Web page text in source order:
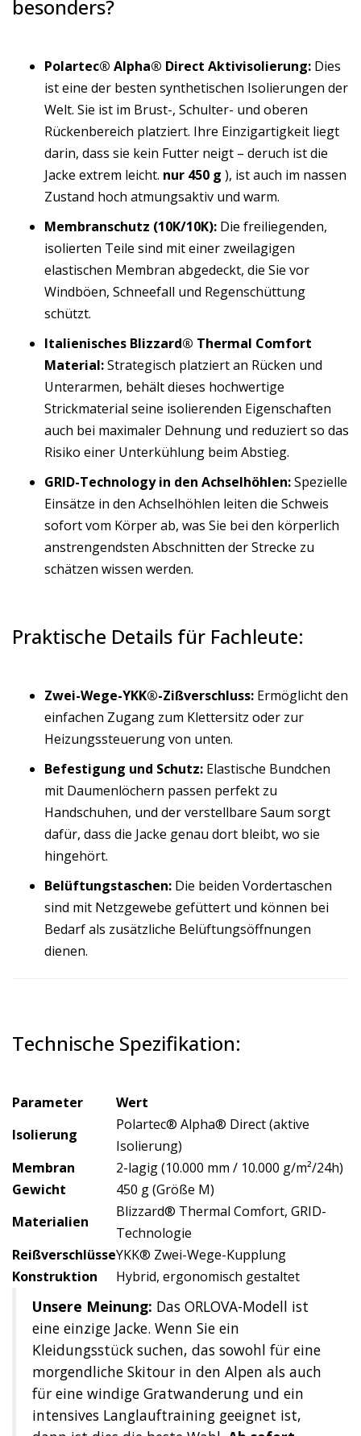
besonders?
Polartec® Alpha® Direct Aktivisolierung: Dies
ist eine der besten synthetischen Isolierungen der
Welt. Sie ist im Brust-, Schulter- und oberen
Rückenbereich platziert. Ihre Einzigartigkeit liegt
darin, dass sie kein Futter neigt – deruch ist die
Jacke extrem leicht. nur 450 g ), ist auch im nassen
Zustand hoch atmungsaktiv und warm.
Membranschutz (10K/10K): Die freiliegenden,
isolierten Teile sind mit einer zweilagigen
elastischen Membran abgedeckt, die Sie vor
Windböen, Schneefall und Regenschüttung
schützt.
Italienisches Blizzard® Thermal Comfort
Material:Strategisch platziert an Rücken und
Unterarmen, behält dieses hochwertige
Strickmaterial seine isolierenden Eigenschaften
auch bei maximaler Dehnung und reduziert so das
Risiko einer Unterkühlung beim Abstieg.
GRID-Technology in den Achselhöhlen:Spezielle
Einsätze in den Achselhöhlen leiten die Schweis
sofort vom Körper ab, was Sie bei den körperlich
anstrengendsten Abschnitten der Strecke zu
schätzen wissen werden.
Praktische Details für Fachleute:
Zwei-Wege-YKK®-Zißverschluss: Ermöglicht den
einfachen Zugang zum Klettersitz oder zur
Heizungssteuerung von unten.
Befestigung und Schutz: Elastische Bundchen
mit Daumenlöchern passen perfekt zu
Handschuhen, und der verstellbare Saum sorgt
dafür, dass die Jacke genau dort bleibt, wo sie
hingehört.
Belüftungstaschen: Die beiden Vordertaschen
sind mit Netzgewebe gefüttert und können bei
Bedarf als zusätzliche Belüftungsöffnungen
dienen.
Technische Spezifikation:
Parameter
Wert
Isolierung
Polartec® Alpha® Direct (aktive
Isolierung)
Membran
2-lagig (10.000 mm / 10.000 g/m²/24h)
Gewicht
450 g (Größe M)
Materialien
Blizzard® Thermal Comfort, GRID-
Technologie
ReißverschlüsseYKK® Zwei-Wege-Kupplung
Konstruktion
Hybrid, ergonomisch gestaltet
Unsere Meinung: Das ORLOVA-Modell ist
eine einzige Jacke. Wenn Sie ein
Kleidungsstück suchen, das sowohl für eine
morgendliche Skitour in den Alpen als auch
für eine windige Gratwanderung und ein
intensives Langlauftraining geeignet ist,